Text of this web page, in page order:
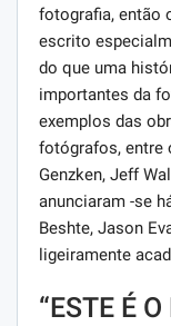
fotografia, então
escrito
do que uma
importantes da
exemplos das
fotógrafos, entre
Genzken, Jeff
anunciaram -se
Beshte, Jason
ligeiramente
“ESTE É